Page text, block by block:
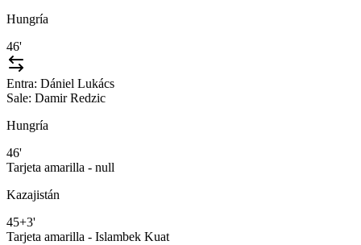
Hungría
46'
Entra: Dániel Lukács
Sale: Damir Redzic
Hungría
46'
Tarjeta amarilla - null
Kazajistán
45+3'
Tarjeta amarilla - Islambek Kuat